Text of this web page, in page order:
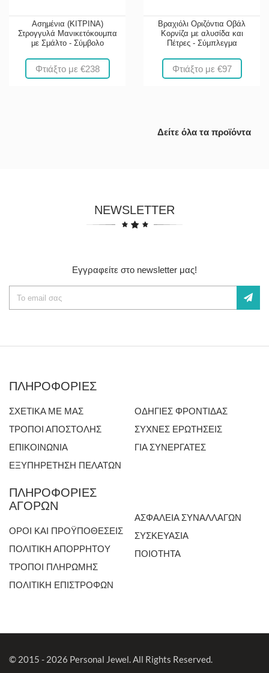
Ασημένια (ΚΙΤΡΙΝΑ)
Στρογγυλά Μανικετόκουμπα
με Σμάλτο - Σύμβολο
Φτιάξτο με €238
Βραχιόλι Οριζόντια Οβάλ
Κορνίζα με αλυσίδα και
Πέτρες - Σύμπλεγμα
Φτιάξτο με €97
Δείτε όλα τα προϊόντα
NEWSLETTER
Εγγραφείτε στο newsletter μας!
ΠΛΗΡΟΦΟΡΙΕΣ
ΣΧΕΤΙΚΑ ΜΕ ΜΑΣ
ΤΡΟΠΟΙ ΑΠΟΣΤΟΛΗΣ
ΕΠΙΚΟΙΝΩΝΙΑ
ΕΞΥΠΗΡΕΤΗΣΗ ΠΕΛΑΤΩΝ
ΟΔΗΓΙΕΣ ΦΡΟΝΤΙΔΑΣ
ΣΥΧΝΕΣ ΕΡΩΤΗΣΕΙΣ
ΓΙΑ ΣΥΝΕΡΓΑΤΕΣ
ΠΛΗΡΟΦΟΡΙΕΣ
ΑΓΟΡΩΝ
ΟΡΟΙ ΚΑΙ ΠΡΟΫΠΟΘΕΣΕΙΣ
ΠΟΛΙΤΙΚΗ ΑΠΟΡΡΗΤΟΥ
ΤΡΟΠΟΙ ΠΛΗΡΩΜΗΣ
ΠΟΛΙΤΙΚΗ ΕΠΙΣΤΡΟΦΩΝ
ΑΣΦΑΛΕΙΑ ΣΥΝΑΛΛΑΓΩΝ
ΣΥΣΚΕΥΑΣΙΑ
ΠΟΙΟΤΗΤΑ
© 2015 - 2026 Personal Jewel. All Rights Reserved.